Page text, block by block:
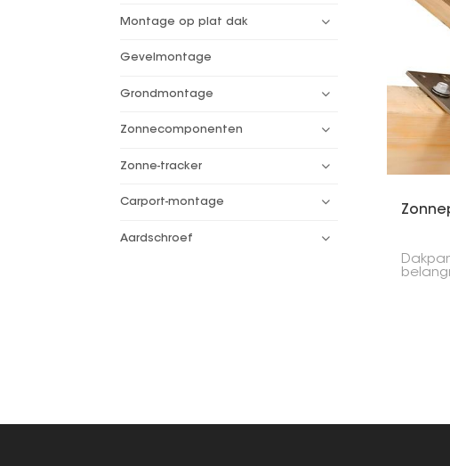
Montage op plat dak
Gevelmontage
Grondmontage
Zonnecomponenten
Zonne-tracker
Carport-montage
Aardschroef